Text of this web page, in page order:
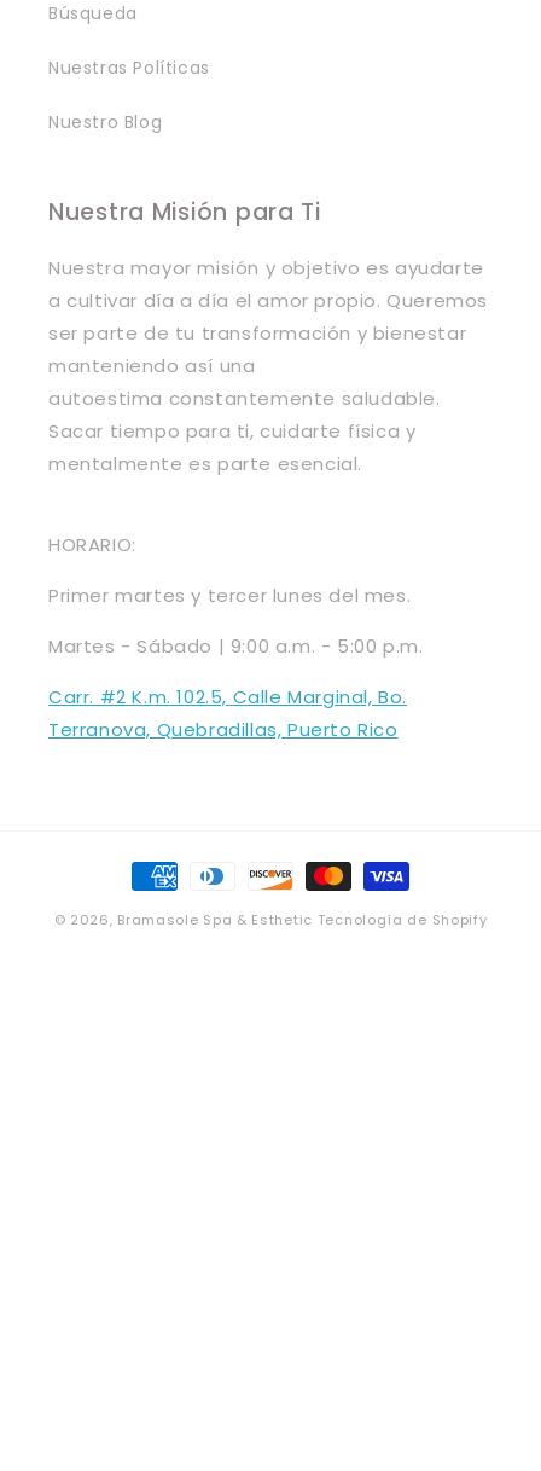
Búsqueda
Nuestras Políticas
Nuestro Blog
Nuestra Misión para Ti
Nuestra mayor misión y objetivo es ayudarte
a cultivar día a día el amor propio. Queremos
ser parte de tu transformación y bienestar
manteniendo así una
autoestima constantemente saludable.
Sacar tiempo para ti, cuidarte física y
mentalmente es parte esencial.
HORARIO:
Primer martes y tercer lunes del mes.
Martes - Sábado | 9:00 a.m. - 5:00 p.m.
Carr. #2 K.m. 102.5, Calle Marginal, Bo.
Terranova, Quebradillas, Puerto Rico
Formas
de
pago
© 2026, Bramasole Spa & Esthetic Tecnología de Shopify